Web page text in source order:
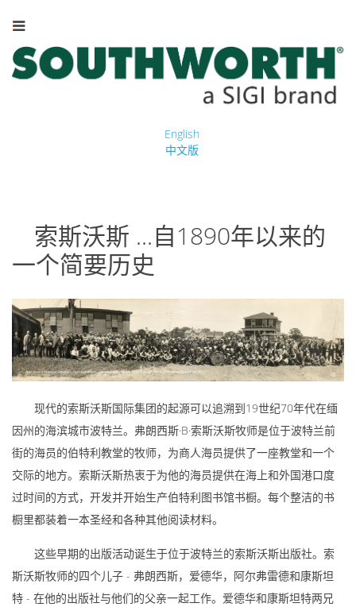
English
中文版
索斯沃斯 ...自1890年以来的
一个简要历史
现代的索斯沃斯国际集团的起源可以追溯到19世纪70年代在缅
因州的海滨城市波特兰。弗朗西斯·B·索斯沃斯牧师是位于波特兰前
街的海员的伯特利教堂的牧师，为商人海员提供了一座教堂和一个
交际的地方。索斯沃斯热衷于为他的海员提供在海上和外国港口度
过时间的方式，开发并开始生产伯特利图书馆书橱。每个整洁的书
橱里都装着一本圣经和各种其他阅读材料。
这些早期的出版活动诞生于位于波特兰的索斯沃斯出版社。索
斯沃斯牧师的四个儿子 - 弗朗西斯，爱德华，阿尔弗雷德和康斯坦
特 - 在他的出版社与他们的父亲一起工作。爱德华和康斯坦特两兄